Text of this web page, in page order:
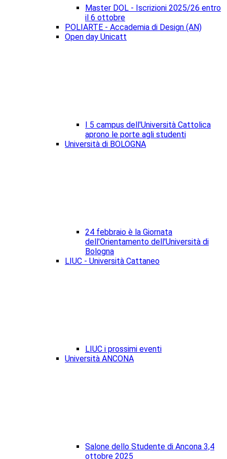
Master DOL - Iscrizioni 2025/26 entro
il 6 ottobre
POLIARTE - Accademia di Design (AN)
Open day Unicatt
I 5 campus dell'Università Cattolica
aprono le porte agli studenti
Università di BOLOGNA
24 febbraio è la Giornata
dell'Orientamento dell'Università di
Bologna
LIUC - Università Cattaneo
LIUC i prossimi eventi
Università ANCONA
Salone dello Studente di Ancona 3,4
ottobre 2025